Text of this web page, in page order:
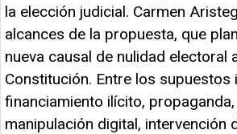
la elección judicial. Carmen
alcances de la propuesta, que
nueva causal de nulidad electoral
Constitución. Entre los supuestos
financiamiento ilícito,
manipulación digital, intervención